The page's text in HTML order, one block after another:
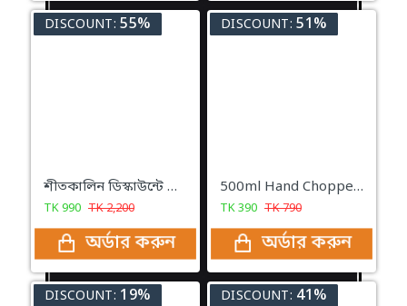
DISCOUNT: 55%
শীতকালিন ডিস্কাউন্টে অটোমেটিক ডাবল পিঠা মেকারের জাদুকরি কম্বো প্যাকেজ
TK990 TK2,200
অর্ডার করুন
DISCOUNT: 51%
500ml Hand Chopper Vegetable Cutter Chopper Manual Food-Processor Vegetables, Onions, Garlic in Seconds
TK390 TK790
অর্ডার করুন
DISCOUNT: 19% DISCOUNT: 41%